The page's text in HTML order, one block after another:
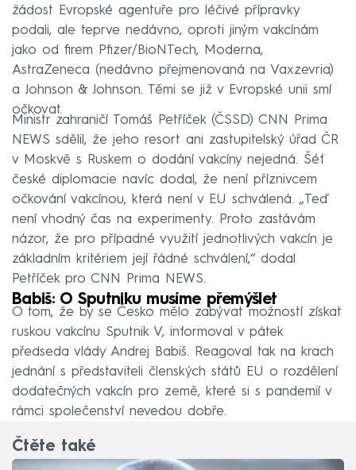
žádost Evropské agentuře pro léčivé přípravky
podali, ale teprve nedávno, oproti jiným vakcínám
jako od firem Pfizer/BioNTech, Moderna,
AstraZeneca (nedávno přejmenovaná na Vaxzevria)
a Johnson & Johnson. Těmi se již v Evropské unii smí
očkovat.
Ministr zahraničí Tomáš Petříček (ČSSD) CNN Prima
NEWS sdělil, že jeho resort ani zastupitelský úřad ČR
v Moskvě s Ruskem o dodání vakcíny nejedná. Šéf
české diplomacie navíc dodal, že není příznivcem
očkování vakcínou, která není v EU schválená. „Teď
není vhodný čas na experimenty. Proto zastávám
názor, že pro případné využití jednotlivých vakcín je
základním kritériem její řádné schválení,“ dodal
Petříček pro CNN Prima NEWS.
Babiš: O Sputniku musíme přemýšlet
O tom, že by se Česko mělo zabývat možností získat
ruskou vakcínu Sputnik V, informoval v pátek
předseda vlády Andrej Babiš. Reagoval tak na krach
jednání s představiteli členských států EU o rozdělení
dodatečných vakcín pro země, které si s pandemií v
rámci společenství nevedou dobře.
Čtěte také